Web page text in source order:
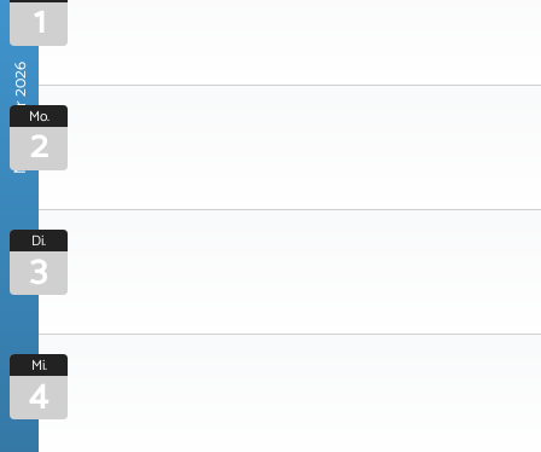
November 2026
1
Mo.
2
Di.
3
Mi.
4